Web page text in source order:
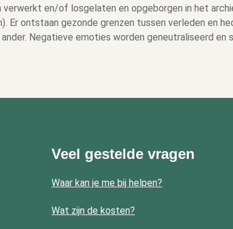
verwerkt en/of losgelaten en opgeborgen in het
Er ontstaan gezonde grenzen tussen verleden en
Negatieve emoties worden geneutraliseerd en
Veel gestelde vragen
Waar kan je me bij helpen?
Wat zijn de kosten?